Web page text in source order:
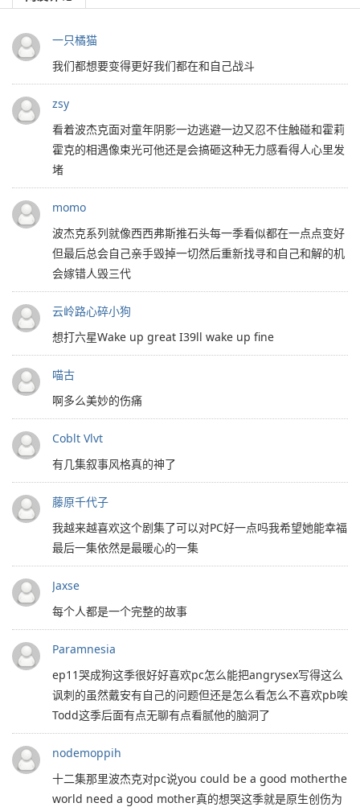
一只橘猫
我们都想要变得更好我们都在和自己战斗
zsy
看着波杰克面对童年阴影一边逃避一边又忍不住触碰和霍莉
霍克的相遇像束光可他还是会搞砸这种无力感看得人心里发
堵
momo
波杰克系列就像西西弗斯推石头每一季看似都在一点点变好
但最后总会自己亲手毁掉一切然后重新找寻和自己和解的机
会嫁错人毁三代
云岭路心碎小狗
想打六星Wake up great I39ll wake up fine
喵古
啊多么美妙的伤痛
Coblt Vlvt
有几集叙事风格真的神了
藤原千代子
我越来越喜欢这个剧集了可以对PC好一点吗我希望她能幸福
最后一集依然是最暖心的一集
Jaxse
每个人都是一个完整的故事
Paramnesia
ep11哭成狗这季很好好喜欢pc怎么能把angrysex写得这么
讽刺的虽然戴安有自己的问题但还是怎么看怎么不喜欢pb唉
Todd这季后面有点无聊有点看腻他的脑洞了
nodemoppih
十二集那里波杰克对pc说you could be a good motherthe
world need a good mother真的想哭这季就是原生创伤为